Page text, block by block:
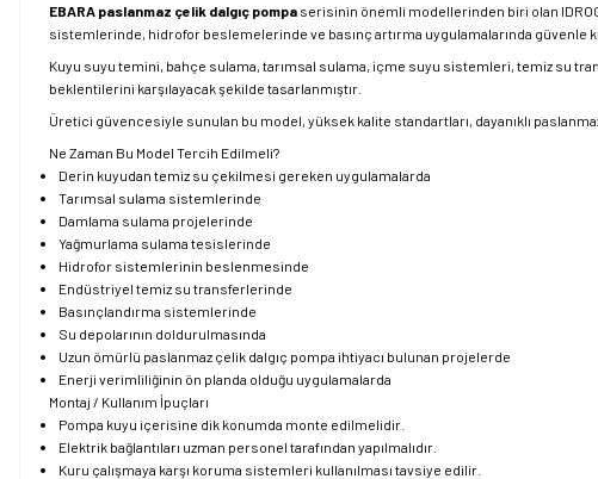
EBARA paslanmaz çelik dalgıç pompa serisinin önemli modellerinden biri olan
sistemlerinde, hidrofor beslemelerinde ve basınç artırma uygulamalarında güvenle
Kuyu suyu temini, bahçe sulama, tarımsal sulama, içme suyu sistemleri, temiz su
beklentilerini karşılayacak şekilde tasarlanmıştır.
Üretici güvencesiyle sunulan bu model, yüksek kalite standartları, dayanıklı
Ne Zaman Bu Model Tercih Edilmeli?
Derin kuyudan temiz su çekilmesi gereken uygulamalarda
Tarımsal sulama sistemlerinde
Damlama sulama projelerinde
Yağmurlama sulama tesislerinde
Hidrofor sistemlerinin beslenmesinde
Endüstriyel temiz su transferlerinde
Basınçlandırma sistemlerinde
Su depolarının doldurulmasında
Uzun ömürlü paslanmaz çelik dalgıç pompa ihtiyacı bulunan projelerde
Enerji verimliliğinin ön planda olduğu uygulamalarda
Montaj / Kullanım İpuçları
Pompa kuyu içerisine dik konumda monte edilmelidir.
Elektrik bağlantıları uzman personel tarafından yapılmalıdır.
Kuru çalışmaya karşı koruma sistemleri kullanılması tavsiye edilir.